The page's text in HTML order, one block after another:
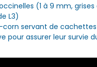
(1 à 9 mm,
L3)
corn servant de cachettes
pour assurer leur survie